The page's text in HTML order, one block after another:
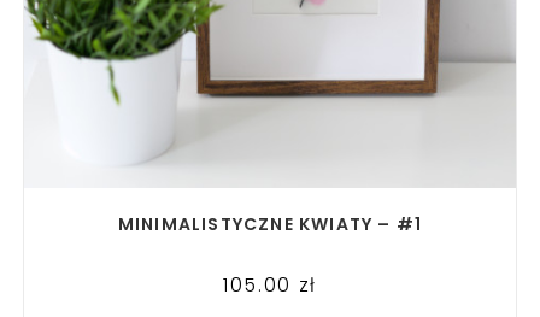
MINIMALISTYCZNE KWIATY – #1
105.00 zł